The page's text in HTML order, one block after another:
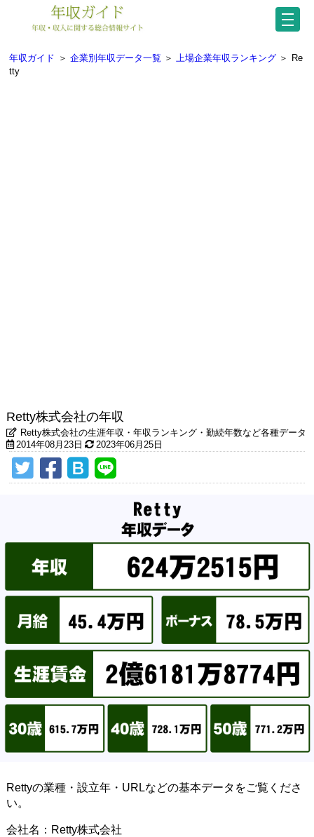
年収ガイド ＞ 企業別年収データ一覧 ＞ 上場企業年収ランキング ＞
Re
tty
Retty株式会社の年収
Retty株式会社の生涯年収・年収ランキング・勤続年数など各種データ
2014年08月23日
2023年06月25日
Rettyの業種・設立年・URLなどの基本データをご覧くださ
い。
会社名：Retty株式会社